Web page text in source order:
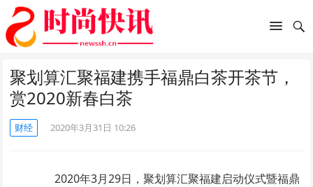
聚划算汇聚福建携手福鼎白茶开茶节，
赏2020新春白茶
财经 2020年3月31日 10:26
2020年3月29日，聚划算汇聚福建启动仪式暨福鼎